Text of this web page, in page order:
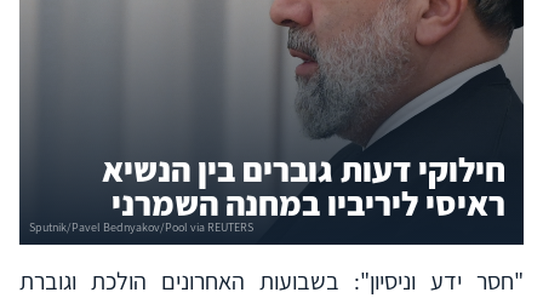
חילוקי דעות גוברים בין הנשיא
ראיסי ליריביו במחנה השמרני
"חסר ידע וניסיון": בשבועות האחרונים הולכת וגוברת